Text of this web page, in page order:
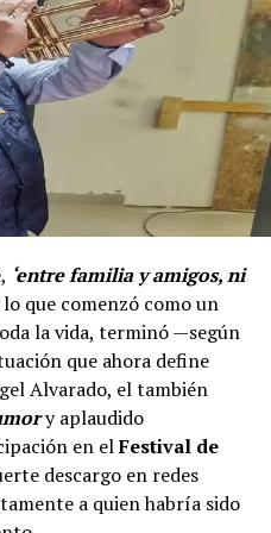
‘entre familia y amigos, ni
lo que comenzó como un
la vida, terminó —según
que ahora define
Alvarado, el también
y aplaudido
en elFestival de
descargo en redes
a quien habría sido